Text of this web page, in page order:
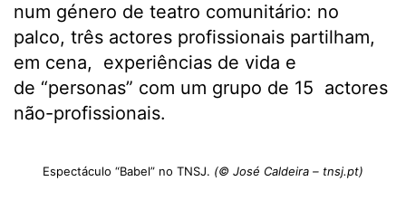
num género de teatro comunitário: no
palco, três actores profissionais partilham,
em cena, experiências de vida e
de “personas” com um grupo de 15 actores
não-profissionais.
Espectáculo “Babel” no TNSJ. (© José Caldeira – tnsj.pt)